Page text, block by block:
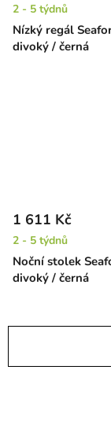
Nízký regál
divoký / černá
2 - 5 týdnů
Noční stolek
divoký / černá
1 611 Kč
2 - 5 týdnů